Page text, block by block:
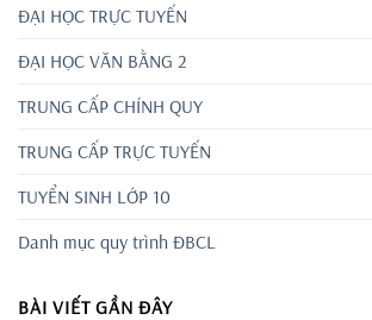
ĐẠI HỌC TRỰC TUYẾN
ĐẠI HỌC VĂN BẰNG 2
TRUNG CẤP CHÍNH QUY
TRUNG CẤP TRỰC TUYẾN
TUYỂN SINH LỚP 10
Danh mục quy trình ĐBCL
BÀI VIẾT GẦN ĐÂY